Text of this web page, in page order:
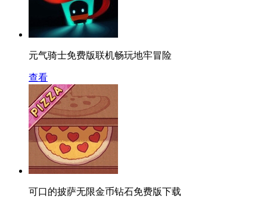
元气骑士免费版联机畅玩地牢冒险
查看
可口的披萨无限金币钻石免费版下载